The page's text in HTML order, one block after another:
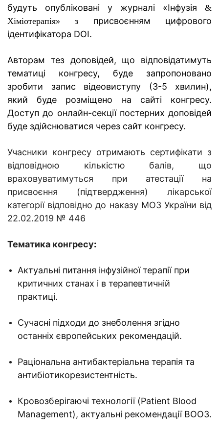
будуть опубліковані у журналі «Інфузія &
Хіміотерапія» з присвоєнням цифрового
ідентифікатора DOI.
Авторам тез доповідей, що відповідатимуть
тематиці конгресу, буде запропоновано
зробити запис відеовиступу (3-5 хвилин),
який буде розміщено на сайті конгресу.
Доступ до онлайн-секції постерних доповідей
буде здійснюватися через сайт конгресу.
Учасники конгресу отримають сертифікати з
відповідною кількістю балів, що
враховуватимуться при атестації на
присвоєння (підтвердження) лікарської
категорії відповідно до наказу МОЗ України від
22.02.2019 № 446
Тематика конгресу:
Актуальні питання інфузійної терапії при
критичних станах і в терапевтичній
практиці.
Сучасні підходи до знеболення згідно
останніх європейських рекомендацій.
Раціональна антибактеріальна терапія та
антибіотикорезистентність.
Кровозберігаючі технології (Patient Blood
Management), актуальні рекомендації ВООЗ.